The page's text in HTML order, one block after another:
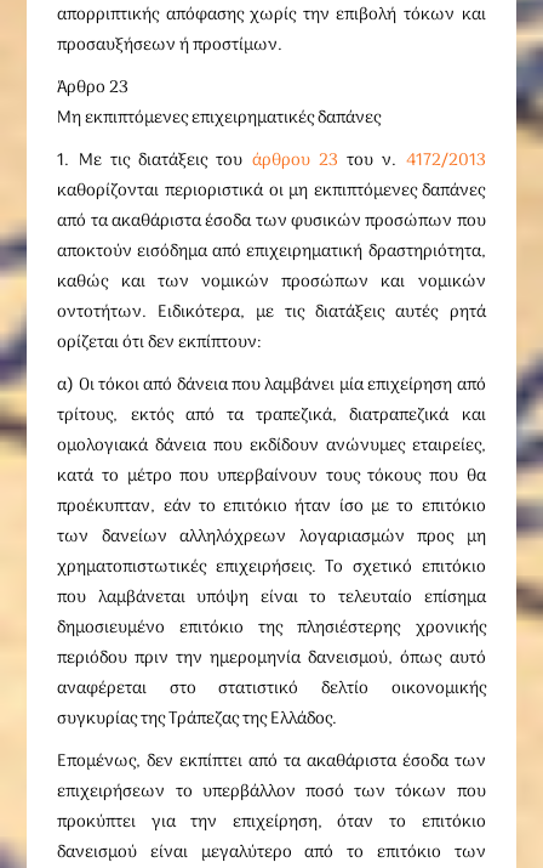
απορριπτικής απόφασης χωρίς την επιβολή τόκων και
προσαυξήσεων ή προστίμων.
Άρθρο 23
Μη εκπιπτόμενες επιχειρηματικές δαπάνες
1. Με τις διατάξεις του άρθρου 23 του ν. 4172/2013
καθορίζονται περιοριστικά οι μη εκπιπτόμενες δαπάνες
από τα ακαθάριστα έσοδα των φυσικών προσώπων που
αποκτούν εισόδημα από επιχειρηματική δραστηριότητα,
καθώς και των νομικών προσώπων και νομικών
οντοτήτων. Ειδικότερα, με τις διατάξεις αυτές ρητά
ορίζεται ότι δεν εκπίπτουν:
α) Οι τόκοι από δάνεια που λαμβάνει μία επιχείρηση από
τρίτους, εκτός από τα τραπεζικά, διατραπεζικά και
ομολογιακά δάνεια που εκδίδουν ανώνυμες εταιρείες,
κατά το μέτρο που υπερβαίνουν τους τόκους που θα
προέκυπταν, εάν το επιτόκιο ήταν ίσο με το επιτόκιο
των δανείων αλληλόχρεων λογαριασμών προς μη
χρηματοπιστωτικές επιχειρήσεις. Το σχετικό επιτόκιο
που λαμβάνεται υπόψη είναι το τελευταίο επίσημα
δημοσιευμένο επιτόκιο της πλησιέστερης χρονικής
περιόδου πριν την ημερομηνία δανεισμού, όπως αυτό
αναφέρεται στο στατιστικό δελτίο οικονομικής
συγκυρίας της Τράπεζας της Ελλάδος.
Επομένως, δεν εκπίπτει από τα ακαθάριστα έσοδα των
επιχειρήσεων το υπερβάλλον ποσό των τόκων που
προκύπτει για την επιχείρηση, όταν το επιτόκιο
δανεισμού είναι μεγαλύτερο από το επιτόκιο των